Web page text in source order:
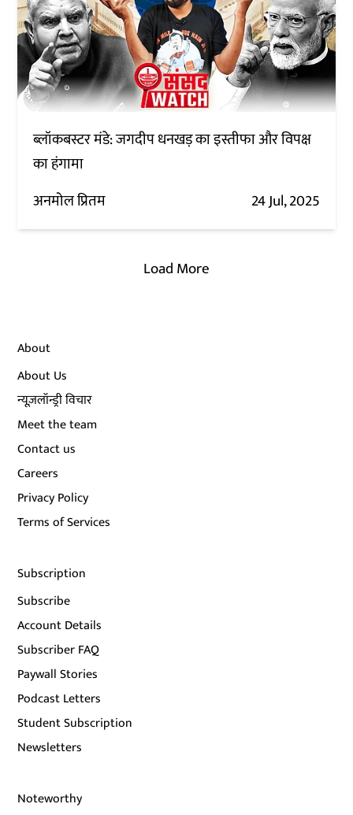
ब्लॉकबस्टर मंडे: जगदीप धनखड़ का इस्तीफा और विपक्ष
का हंगामा
अनमोल प्रितम
24 Jul, 2025
Load More
About
About Us
न्यूज़लॉन्ड्री विचार
Meet the team
Contact us
Careers
Privacy Policy
Terms of Services
Subscription
Subscribe
Account Details
Subscriber FAQ
Paywall Stories
Podcast Letters
Student Subscription
Newsletters
Noteworthy